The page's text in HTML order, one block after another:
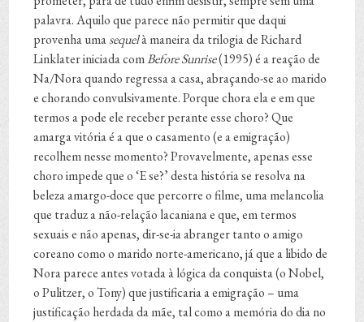
palavra. Aquilo que parece não permitir que daqui
provenha umasequelà maneira da trilogia de Richard
Linklater iniciada comBefore Sunrise(1995) é a reação de
Na/Nora quando regressa a casa, abraçando-se ao marido
e chorando convulsivamente. Porque chora ela e em que
termos a pode ele receber perante esse choro? Que
amarga vitória é a que o casamento (e a emigração)
recolhem nesse momento? Provavelmente, apenas esse
choro impede que o ‘E se?’ desta história se resolva na
beleza amargo-doce que percorre o filme, uma melancolia
que traduz a não-relação lacaniana e que, em termos
sexuais e não apenas, dir-se-ia abranger tanto o amigo
coreano como o marido norte-americano, já que a libido de
Nora parece antes votada à lógica da conquista (o Nobel,
o Pulitzer, o Tony) que justificaria a emigração – uma
justificação herdada da mãe, tal como a memória do dia no